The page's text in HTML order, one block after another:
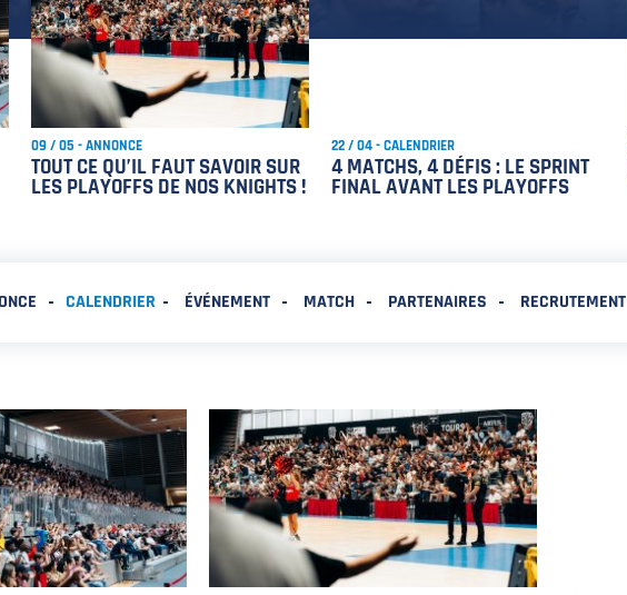
09 / 05 - ANNONCE
TOUT CE QU’IL FAUT SAVOIR SUR
LES PLAYOFFS DE NOS KNIGHTS !
22 / 04 - CALENDRIER
4 MATCHS, 4 DÉFIS : LE SPRINT
FINAL AVANT LES PLAYOFFS
CALENDRIER ÉVÉNEMENT MATCH PARTENAIRES RECRUTEMENT